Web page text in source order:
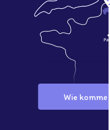
Wie komme